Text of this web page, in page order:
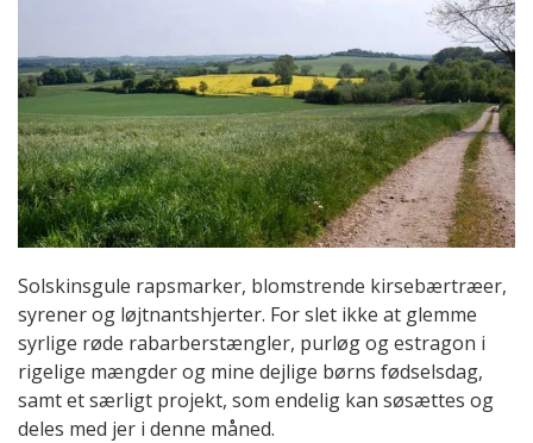
Solskinsgule rapsmarker, blomstrende kirsebærtræer,
syrener og løjtnantshjerter. For slet ikke at glemme
syrlige røde rabarberstængler, purløg og estragon i
rigelige mængder og mine dejlige børns fødselsdag,
samt et særligt projekt, som endelig kan søsættes og
deles med jer i denne måned.